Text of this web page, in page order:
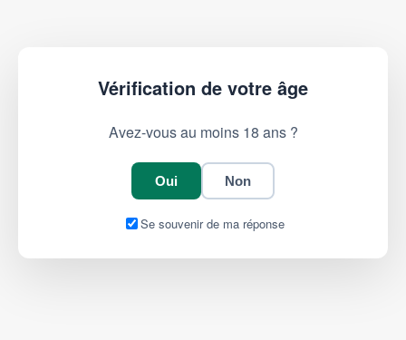
Vérification de votre âge
Avez-vous au moins 18 ans ?
Oui Non
Se souvenir de ma réponse